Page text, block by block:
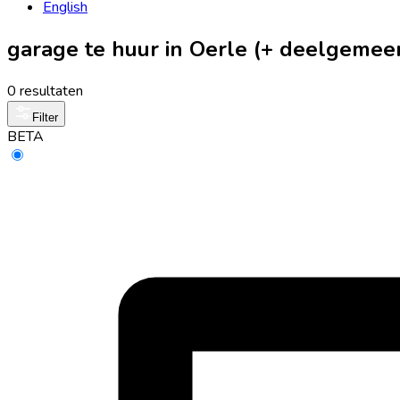
English
garage te huur in Oerle (+
0 resultaten
Filter
BETA